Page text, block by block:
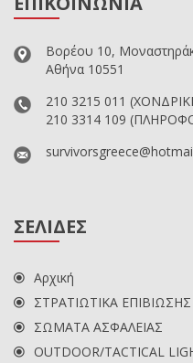
Βορέου 10,
Αθήνα 10551
210 3215 011
210 3314 109
ΣΕΛΙΔΕΣ
Αρχική
ΣΤΡΑΤΙΩΤΙΚΑ ΕΠΙΒΙΩΣΗΣ
ΣΩΜΑΤΑ ΑΣΦΑΛΕΙΑΣ
OUTDOOR/TACTICAL